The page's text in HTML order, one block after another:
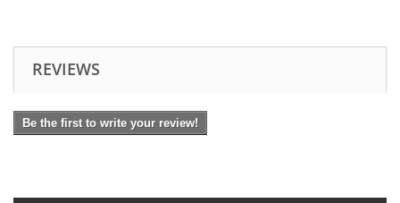
REVIEWS
Be the first to write your review!